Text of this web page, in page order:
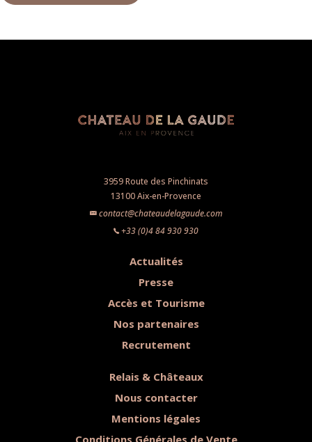
3959 Route des Pinchinats
13100 Aix-en-Provence
contact@chateaudelagaude.com
+33 (0)4 84 930 930
Actualités
Presse
Accès et Tourisme
Nos partenaires
Recrutement
Relais & Châteaux
Nous contacter
Mentions légales
Conditions Générales de Vente